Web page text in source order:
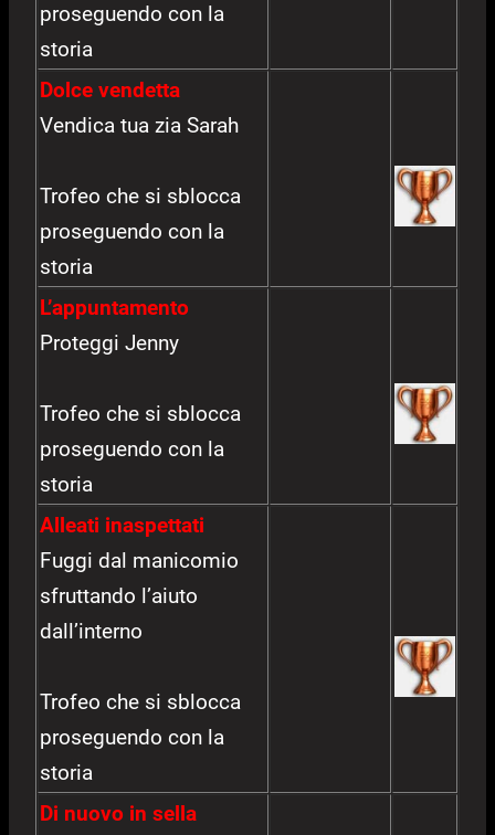
proseguendo con la
storia
Dolce vendetta
Vendica tua zia Sarah
Trofeo che si sblocca
proseguendo con la
storia
L’appuntamento
Proteggi Jenny
Trofeo che si sblocca
proseguendo con la
storia
Alleati inaspettati
Fuggi dal manicomio
sfruttando l’aiuto
dall’interno
Trofeo che si sblocca
proseguendo con la
storia
Di nuovo in sella